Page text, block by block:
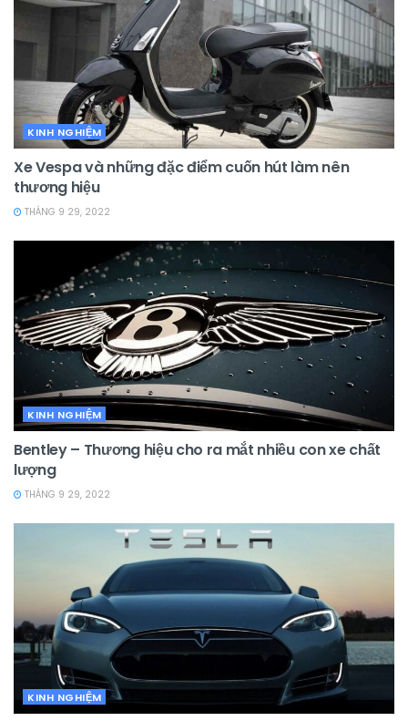
KINH NGHIỆM
Xe Vespa và những đặc điểm cuốn hút làm nên
thương hiệu
THÁNG 9 29, 2022
KINH NGHIỆM
Bentley – Thương hiệu cho ra mắt nhiều con xe chất
lượng
THÁNG 9 29, 2022
KINH NGHIỆM